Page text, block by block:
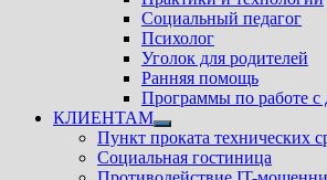
Социальный педагог
Психолог
Уголок для родителей
Ранняя помощь
Программы по работе с
КЛИЕНТАМ
Показать
подменю
Пункт проката технических
Социальная гостиница